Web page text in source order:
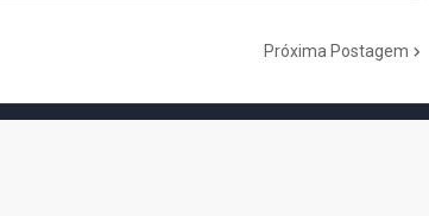
Próxima Postagem